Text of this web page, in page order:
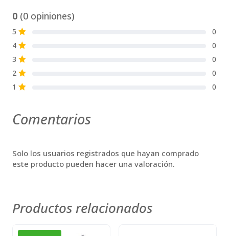
0 (0 opiniones)
5 S
0
4 S
0
3 S
0
2 S
0
1 S 0
Comentarios
Solo los usuarios registrados que hayan comprado
este producto pueden hacer una valoración.
Productos relacionados